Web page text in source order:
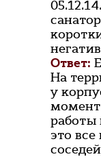
Ответ:
На
у
момент
работы
это